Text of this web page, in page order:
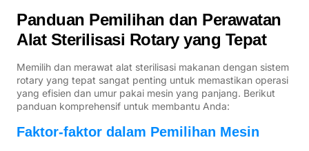
Panduan Pemilihan dan Perawatan
Alat Sterilisasi Rotary yang Tepat
Memilih dan merawat alat sterilisasi makanan dengan sistem
rotary yang tepat sangat penting untuk memastikan operasi
yang efisien dan umur pakai mesin yang panjang. Berikut
panduan komprehensif untuk membantu Anda:
Faktor-faktor dalam Pemilihan Mesin